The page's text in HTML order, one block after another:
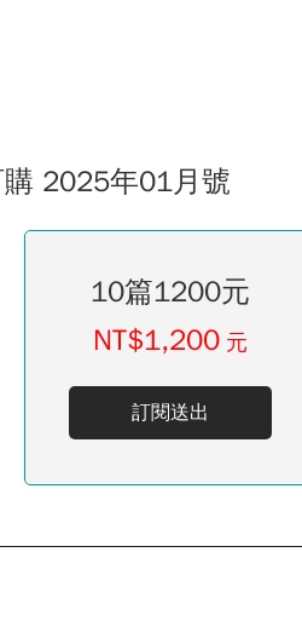
2025年01月號
10篇1200元
NT$1,200 元
訂閱送出